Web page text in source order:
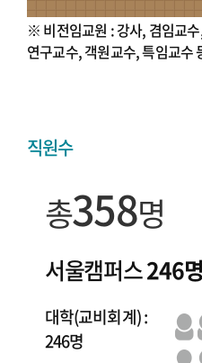
※ 비전임교원 : 강사, 겸임교
연구교수, 객원교수, 특임교수
직원수
총358명
서울캠퍼스246명
대학(교비회계) :
246명